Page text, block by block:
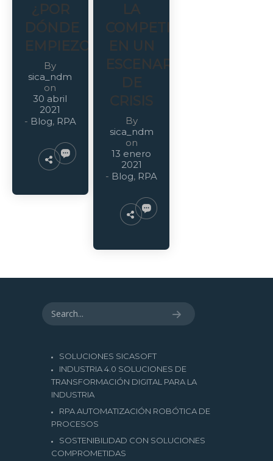
¿POR
DÓNDE
EMPIEZO?
By
sica_ndm
on
30 abril
2021
- Blog, RPA
LA
COMPETITIVIDAD
EN UN
ESCENARIO
DE
CRISIS
By
sica_ndm
on
13 enero
2021
- Blog, RPA
SOLUCIONES SICASOFT
INDUSTRIA 4.0 SOLUCIONES DE
TRANSFORMACIÓN DIGITAL PARA LA
INDUSTRIA
RPA AUTOMATIZACIÓN ROBÓTICA DE
PROCESOS
SOSTENIBILIDAD CON SOLUCIONES
COMPROMETIDAS